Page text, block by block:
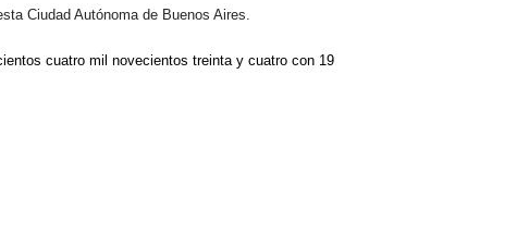
Ciudad Autónoma de Buenos Aires.
cuatro mil novecientos treinta y cuatro con 19